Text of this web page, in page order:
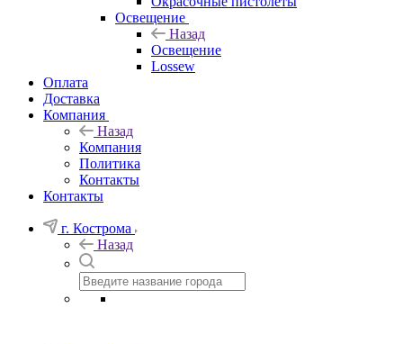
Освещение
Назад
Освещение
Lossew
Оплата
Доставка
Компания
Назад
Компания
Политика
Контакты
Контакты
г. Кострома
Назад